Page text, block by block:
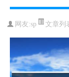
网友:sp 文章列